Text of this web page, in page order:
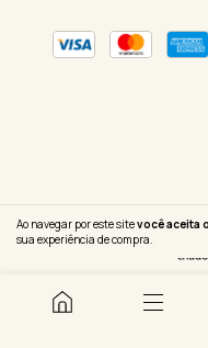
Ao navegar por este sitevocê aceita
sua experiência de compra.
Copyright PUMP -